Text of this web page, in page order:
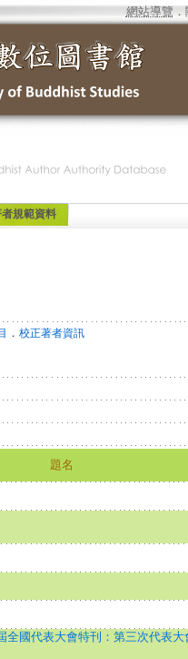
網站導覽 ．
規範資料
． 校正著者資訊
題名
全國代表大會特刊：第三次代表